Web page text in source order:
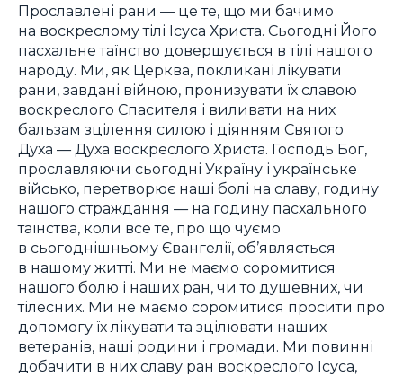
Прославлені рани — це те, що ми бачимо
на воскреслому тілі Ісуса Христа. Сьогодні Його
пасхальне таїнство довершується в тілі нашого
народу. Ми, як Церква, покликані лікувати
рани, завдані війною, пронизувати їх славою
воскреслого Спасителя і виливати на них
бальзам зцілення силою і діянням Святого
Духа — Духа воскреслого Христа. Господь Бог,
прославляючи сьогодні Україну і українське
військо, перетворює наші болі на славу, годину
нашого страждання — на годину пасхального
таїнства, коли все те, про що чуємо
в сьогоднішньому Євангелії, об’являється
в нашому житті. Ми не маємо соромитися
нашого болю і наших ран, чи то душевних, чи
тілесних. Ми не маємо соромитися просити про
допомогу їх лікувати та зцілювати наших
ветеранів, наші родини і громади. Ми повинні
добачити в них славу ран воскреслого Ісуса,